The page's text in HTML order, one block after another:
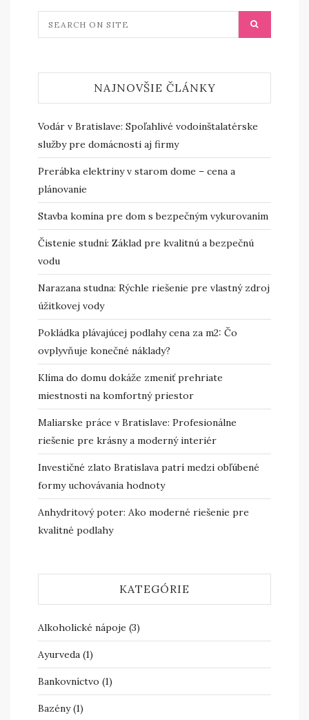
NAJNOVŠIE ČLÁNKY
Vodár v Bratislave: Spoľahlivé vodoinštalatérske
služby pre domácnosti aj firmy
Prerábka elektriny v starom dome – cena a
plánovanie
Stavba komína pre dom s bezpečným vykurovaním
Čistenie studní: Základ pre kvalitnú a bezpečnú
vodu
Narazana studna: Rýchle riešenie pre vlastný zdroj
úžitkovej vody
Pokládka plávajúcej podlahy cena za m2: Čo
ovplyvňuje konečné náklady?
Klíma do domu dokáže zmeniť prehriate
miestnosti na komfortný priestor
Maliarske práce v Bratislave: Profesionálne
riešenie pre krásny a moderný interiér
Investičné zlato Bratislava patrí medzi obľúbené
formy uchovávania hodnoty
Anhydritový poter: Ako moderné riešenie pre
kvalitné podlahy
KATEGÓRIE
Alkoholické nápoje (3)
Ayurveda (1)
Bankovníctvo (1)
Bazény(1)